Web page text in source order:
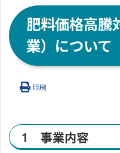
肥料価格高騰
業）について
印刷
1 事業内容